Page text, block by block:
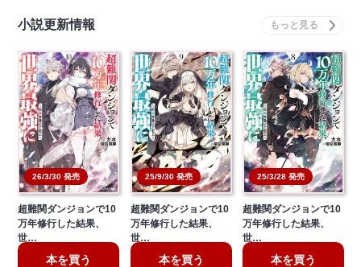
小説更新情報
26/3/30 発売
超難関ダンジョンで10
万年修行した結果、
世…
本を買う
25/9/30 発売
超難関ダンジョンで10
万年修行した結果、
世…
本を買う
25/3/28 発売
超難関ダンジョンで10
万年修行した結果、
世…
本を買う